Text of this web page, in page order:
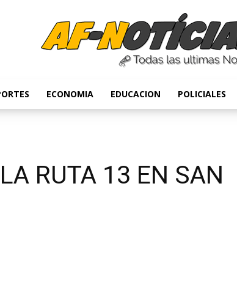
Anyulin
ECONOMIA EDUCACION POLICIALES
RUTA 13 EN SAN